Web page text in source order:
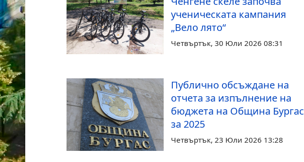
ученическата кампания
„Вело лято“
Четвъртък, 30 Юли 2026 08:31
Публично обсъждане на
отчета за изпълнение на
бюджета на Община Бургас
за 2025
Четвъртък, 23 Юли 2026 13:28